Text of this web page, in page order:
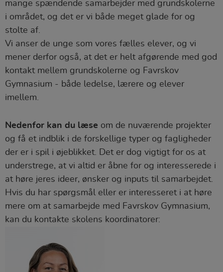
mange spændende samarbejder med grundskolerne
i området, og det er vi både meget glade for og
stolte af.
Vi anser de unge som vores fælles elever, og vi
mener derfor også, at det er helt afgørende med god
kontakt mellem grundskolerne og Favrskov
Gymnasium - både ledelse, lærere og elever
imellem.
Nedenfor kan du læse om de nuværende projekter
og få et indblik i de forskellige typer og fagligheder
der er i spil i øjeblikket. Det er dog vigtigt for os at
understrege, at vi altid er åbne for og interesserede i
at høre jeres ideer, ønsker og inputs til samarbejdet.
Hvis du har spørgsmål eller er interesseret i at høre
mere om at samarbejde med Favrskov Gymnasium,
kan du kontakte skolens koordinatorer: